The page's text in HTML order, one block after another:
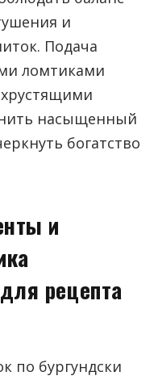
и
Подача
ломтиками
хрустящими
насыщенный
богатство
и
рецепта
по бургундски